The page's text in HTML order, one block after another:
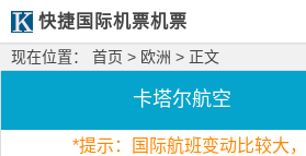
快捷国际机票机票
现在位置： 首页 > 欧洲 > 正文
卡塔尔航空
*提示：国际航班变动比较大，